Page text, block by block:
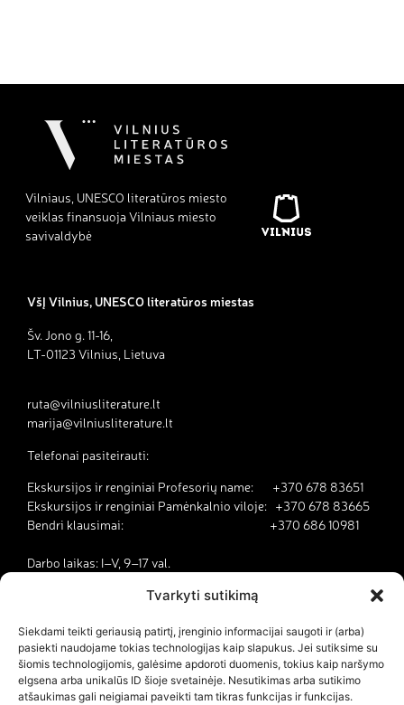
Tvarkyti sutikimą
Siekdami teikti geriausią patirtį, įrenginio informacijai saugoti ir (arba)
pasiekti naudojame tokias technologijas kaip slapukus. Jei sutiksime su
šiomis technologijomis, galėsime apdoroti duomenis, tokius kaip naršymo
elgsena arba unikalūs ID šioje svetainėje. Nesutikimas arba sutikimo
atšaukimas gali neigiamai paveikti tam tikras funkcijas ir funkcijas.
Vilniaus, UNESCO literatūros miesto
veiklas finansuoja Vilniaus miesto
savivaldybė
VšĮ Vilnius, UNESCO literatūros miestas
Šv. Jono g. 11-16,
LT-01123 Vilnius, Lietuva
ruta@vilniusliterature.lt
marija@vilniusliterature.lt
Telefonai pasiteirauti:
Ekskursijos ir renginiai Profesorių name: +370 678 83651
Ekskursijos ir renginiai Pamėnkalnio viloje: +370 678 83665
Bendri klausimai: +370 686 10981
Darbo laikas: I–V, 9–17 val.
Kodėl Vilnius yra literatūros miestas?
Kontaktai
Dokumentai